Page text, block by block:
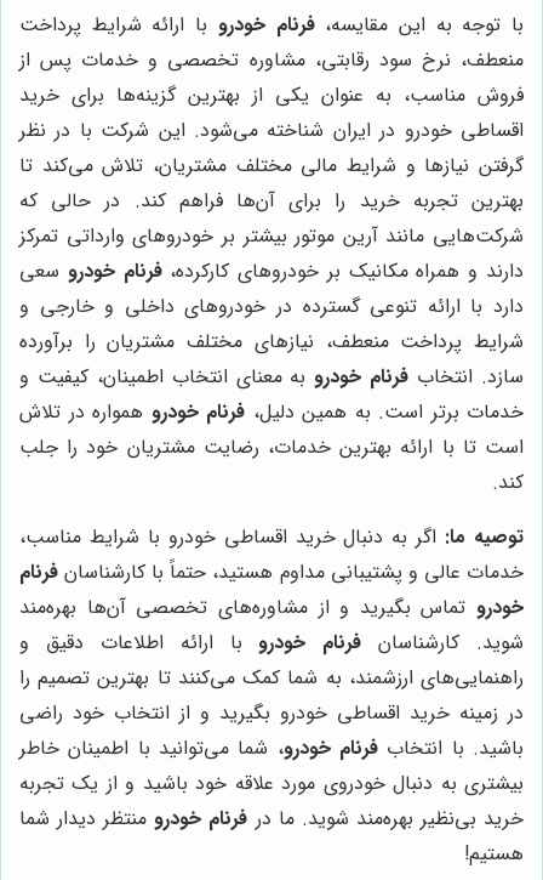
با توجه به این مقایسه،فرنام خودرو با ارائه شرایط پرداخت
منعطف، نرخ سود رقابتی، مشاوره تخصصی و خدمات پس از
فروش مناسب، به عنوان یکی از بهترین گزینه‌ها برای خرید
اقساطی خودرو در ایران شناخته می‌شود. این شرکت با در نظر
گرفتن نیازها و شرایط مالی مختلف مشتریان، تلاش می‌کند تا
بهترین تجربه خرید را برای آن‌ها فراهم کند. در حالی که
شرکت‌هایی مانند آرین موتور بیشتر بر خودروهای وارداتی تمرکز
دارند و همراه مکانیک بر خودروهای کارکرده،فرنام خودرو سعی
دارد با ارائه تنوعی گسترده در خودروهای داخلی و خارجی و
شرایط پرداخت منعطف، نیازهای مختلف مشتریان را برآورده
سازد. انتخاب فرنام خودروبه معنای انتخاب اطمینان، کیفیت و
خدمات برتر است. به همین دلیل، فرنام خودرو همواره در تلاش
است تا با ارائه بهترین خدمات، رضایت مشتریان خود را جلب
کند.
توصیه ما: اگر به دنبال خرید اقساطی خودرو با شرایط مناسب،
خدمات عالی و پشتیبانی مداوم هستید، حتماً با کارشناسان فرنام
خودرو تماس بگیرید و از مشاوره‌های تخصصی آن‌ها بهره‌مند
شوید. کارشناسان فرنام خودروبا ارائه اطلاعات دقیق و
راهنمایی‌های ارزشمند، به شما کمک می‌کنند تا بهترین تصمیم را
در زمینه خرید اقساطی خودرو بگیرید و از انتخاب خود راضی
باشید. با انتخاب فرنام خودرو، شما می‌توانید با اطمینان خاطر
بیشتری به دنبال خودروی مورد علاقه خود باشید و از یک تجربه
خرید بی‌نظیر بهره‌مند شوید. ما در فرنام خودرومنتظر دیدار شما
هستیم!